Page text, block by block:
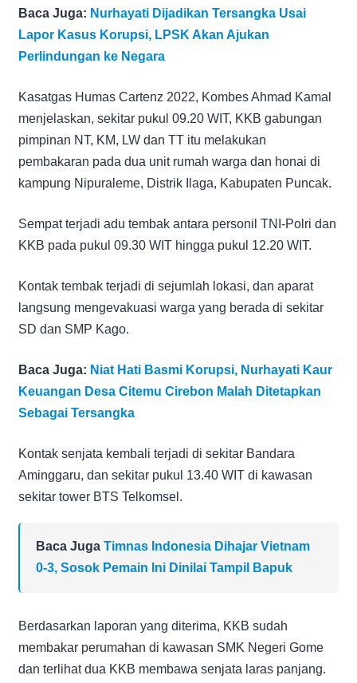
Baca Juga: Nurhayati Dijadikan Tersangka Usai
Lapor Kasus Korupsi, LPSK Akan Ajukan
Perlindungan ke Negara
Kasatgas Humas Cartenz 2022, Kombes Ahmad Kamal
menjelaskan, sekitar pukul 09.20 WIT, KKB gabungan
pimpinan NT, KM, LW dan TT itu melakukan
pembakaran pada dua unit rumah warga dan honai di
kampung Nipuraleme, Distrik Ilaga, Kabupaten Puncak.
Sempat terjadi adu tembak antara personil TNI-Polri dan
KKB pada pukul 09.30 WIT hingga pukul 12.20 WIT.
Kontak tembak terjadi di sejumlah lokasi, dan aparat
langsung mengevakuasi warga yang berada di sekitar
SD dan SMP Kago.
Baca Juga: Niat Hati Basmi Korupsi, Nurhayati Kaur
Keuangan Desa Citemu Cirebon Malah Ditetapkan
Sebagai Tersangka
Kontak senjata kembali terjadi di sekitar Bandara
Aminggaru, dan sekitar pukul 13.40 WIT di kawasan
sekitar tower BTS Telkomsel.
Baca Juga Timnas Indonesia Dihajar Vietnam
0-3, Sosok Pemain Ini Dinilai Tampil Bapuk
Berdasarkan laporan yang diterima, KKB sudah
membakar perumahan di kawasan SMK Negeri Gome
dan terlihat dua KKB membawa senjata laras panjang.